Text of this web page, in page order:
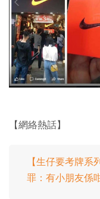
【網絡熱話】
【生仔要考牌系
罪：有小朋友係